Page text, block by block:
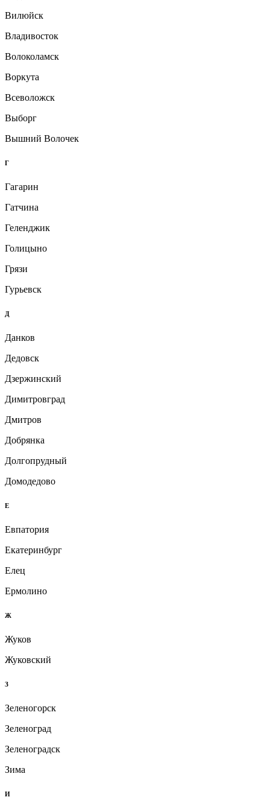
Вилюйск
Владивосток
Волоколамск
Воркута
Всеволожск
Выборг
Вышний Волочек
Г
Гагарин
Гатчина
Геленджик
Голицыно
Грязи
Гурьевск
Д
Данков
Дедовск
Дзержинский
Димитровград
Дмитров
Добрянка
Долгопрудный
Домодедово
Е
Евпатория
Екатеринбург
Елец
Ермолино
Ж
Жуков
Жуковский
З
Зеленогорск
Зеленоград
Зеленоградск
Зима
И